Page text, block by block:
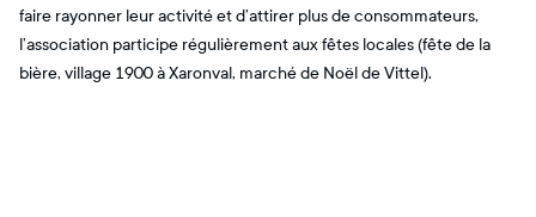
faire rayonner leur activité et d’attirer plus de consommateurs,
l’association participe régulièrement aux fêtes locales (fête de la
bière, village 1900 à Xaronval, marché de Noël de Vittel).